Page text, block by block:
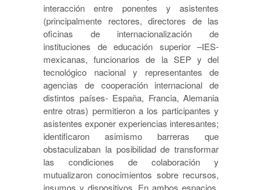
interacción entre ponentes y asistentes
(principalmente rectores, directores de las
oficinas de internacionalización de
instituciones de educación superior –IES-
mexicanas, funcionarios de la SEP y del
tecnológico nacional y representantes de
agencias de cooperación internacional de
distintos países- España, Francia, Alemania
entre otras) permitieron a los participantes y
asistentes exponer experiencias interesantes;
identificaron asimismo barreras que
obstaculizaban la posibilidad de transformar
las condiciones de colaboración y
mutualizaron conocimientos sobre recursos,
insumos y dispositivos. En ambos espacios,